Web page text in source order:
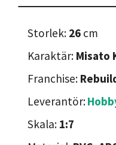
Storlek: 26 cm
Karaktär: Misato
Franchise:
Leverantör:
Skala: 1:7